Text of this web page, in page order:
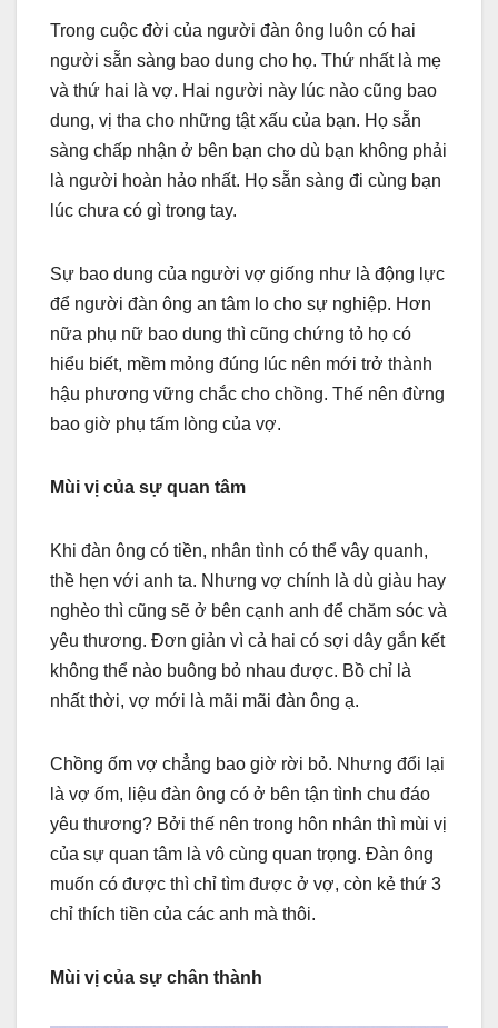
Trong cuộc đời của người đàn ông luôn có hai
người sẵn sàng bao dung cho họ. Thứ nhất là mẹ
và thứ hai là vợ. Hai người này lúc nào cũng bao
dung, vị tha cho những tật xấu của bạn. Họ sẵn
sàng chấp nhận ở bên bạn cho dù bạn không phải
là người hoàn hảo nhất. Họ sẵn sàng đi cùng bạn
lúc chưa có gì trong tay.
Sự bao dung của người vợ giống như là động lực
để người đàn ông an tâm lo cho sự nghiệp. Hơn
nữa phụ nữ bao dung thì cũng chứng tỏ họ có
hiểu biết, mềm mỏng đúng lúc nên mới trở thành
hậu phương vững chắc cho chồng. Thế nên đừng
bao giờ phụ tấm lòng của vợ.
Mùi vị của sự quan tâm
Khi đàn ông có tiền, nhân tình có thể vây quanh,
thề hẹn với anh ta. Nhưng vợ chính là dù giàu hay
nghèo thì cũng sẽ ở bên cạnh anh để chăm sóc và
yêu thương. Đơn giản vì cả hai có sợi dây gắn kết
không thể nào buông bỏ nhau được. Bồ chỉ là
nhất thời, vợ mới là mãi mãi đàn ông ạ.
Chồng ốm vợ chẳng bao giờ rời bỏ. Nhưng đổi lại
là vợ ốm, liệu đàn ông có ở bên tận tình chu đáo
yêu thương? Bởi thế nên trong hôn nhân thì mùi vị
của sự quan tâm là vô cùng quan trọng. Đàn ông
muốn có được thì chỉ tìm được ở vợ, còn kẻ thứ 3
chỉ thích tiền của các anh mà thôi.
Mùi vị của sự chân thành